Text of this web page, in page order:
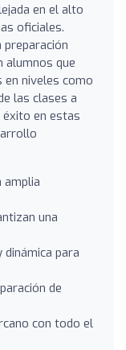
en el alto
oficiales.
preparación
alumnos que
en niveles como
las clases a
éxito en estas
una
para
de
con todo el